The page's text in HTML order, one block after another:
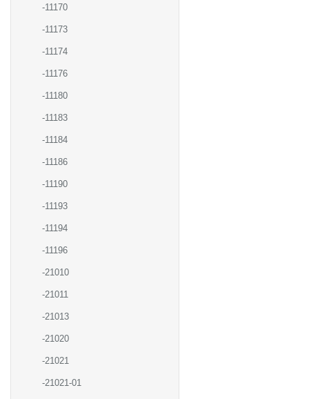
-11170
-11173
-11174
-11176
-11180
-11183
-11184
-11186
-11190
-11193
-11194
-11196
-21010
-21011
-21013
-21020
-21021
-21021-01